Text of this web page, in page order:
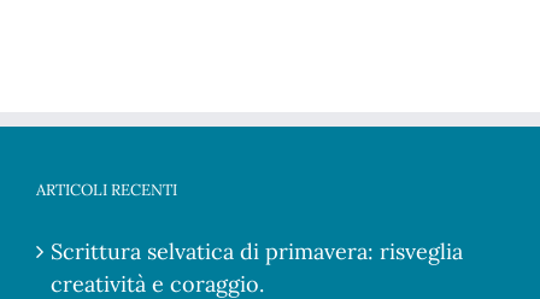
ARTICOLI RECENTI
Scrittura selvatica di primavera: risveglia
creatività e coraggio.